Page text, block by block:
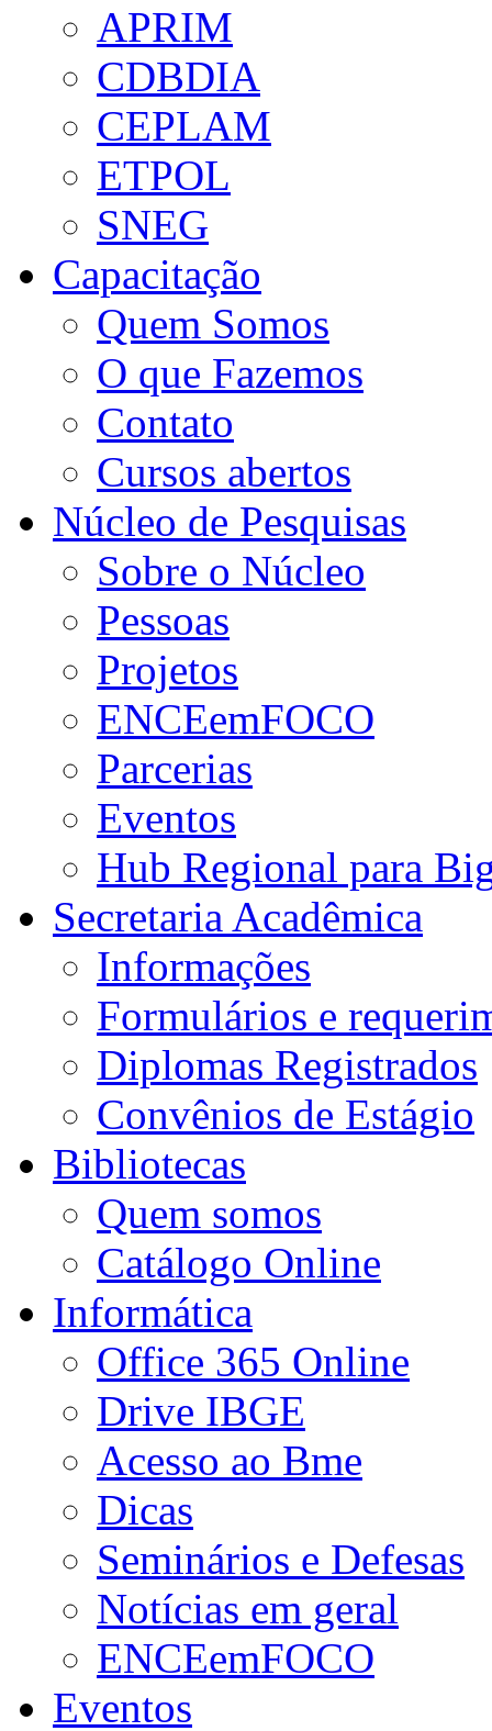
APRIM
CDBDIA
CEPLAM
ETPOL
SNEG
Capacitação
Quem Somos
O que Fazemos
Contato
Cursos abertos
Núcleo de Pesquisas
Sobre o Núcleo
Pessoas
Projetos
ENCEemFOCO
Parcerias
Eventos
Hub Regional para
Secretaria Acadêmica
Informações
Formulários e
Diplomas Registrados
Convênios de Estágio
Bibliotecas
Quem somos
Catálogo Online
Informática
Office 365 Online
Drive IBGE
Acesso ao Bme
Dicas
Seminários e Defesas
Notícias em geral
ENCEemFOCO
Eventos